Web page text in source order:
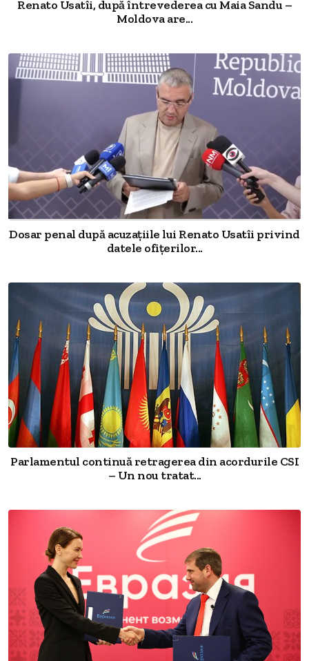
Renato Usatîi, după întrevederea cu Maia Sandu –
Moldova are...
Dosar penal după acuzațiile lui Renato Usatîi privind
datele ofițerilor...
Parlamentul continuă retragerea din acordurile CSI
– Un nou tratat...